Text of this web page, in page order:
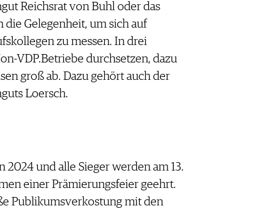
Reichsrat von Buhl oder das
Gelegenheit, um sich auf
zu messen. In drei
VDP.Betriebe durchsetzen, dazu
groß ab. Dazu gehört auch der
Loersch.
und alle Sieger werden am 13.
einer Prämierungsfeier geehrt.
Publikumsverkostung mit den